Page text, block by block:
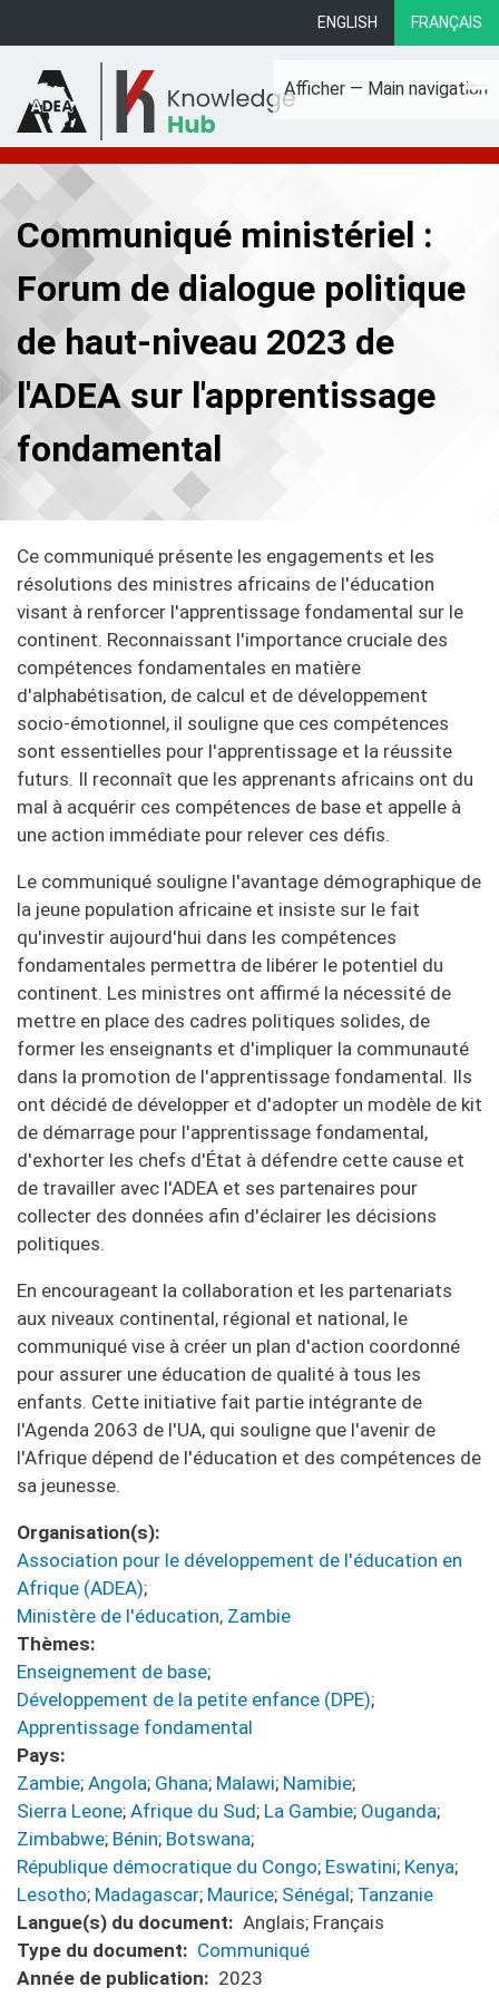
au
principal
ENGLISH FRANÇAIS
Main
navigation
Afficher — Main navigation
Communiqué ministériel :
Forum de dialogue politique
de haut-niveau 2023 de
l'ADEA sur l'apprentissage
fondamental
Ce communiqué présente les engagements et les
résolutions des ministres africains de l'éducation
visant à renforcer l'apprentissage fondamental sur le
continent. Reconnaissant l'importance cruciale des
compétences fondamentales en matière
d'alphabétisation, de calcul et de développement
socio-émotionnel, il souligne que ces compétences
sont essentielles pour l'apprentissage et la réussite
futurs. Il reconnaît que les apprenants africains ont du
mal à acquérir ces compétences de base et appelle à
une action immédiate pour relever ces défis.
Le communiqué souligne l'avantage démographique de
la jeune population africaine et insiste sur le fait
qu'investir aujourd'hui dans les compétences
fondamentales permettra de libérer le potentiel du
continent. Les ministres ont affirmé la nécessité de
mettre en place des cadres politiques solides, de
former les enseignants et d'impliquer la communauté
dans la promotion de l'apprentissage fondamental. Ils
ont décidé de développer et d'adopter un modèle de kit
de démarrage pour l'apprentissage fondamental,
d'exhorter les chefs d'État à défendre cette cause et
de travailler avec l'ADEA et ses partenaires pour
collecter des données afin d'éclairer les décisions
politiques.
En encourageant la collaboration et les partenariats
aux niveaux continental, régional et national, le
communiqué vise à créer un plan d'action coordonné
pour assurer une éducation de qualité à tous les
enfants. Cette initiative fait partie intégrante de
l'Agenda 2063 de l'UA, qui souligne que l'avenir de
l'Afrique dépend de l'éducation et des compétences de
sa jeunesse.
Organisation(s)
Association pour le développement de l'éducation en
Afrique (ADEA);
Ministère de l'éducation, Zambie
Thèmes
Enseignement de base;
Développement de la petite enfance (DPE);
Apprentissage fondamental
Pays
Zambie; Angola; Ghana; Malawi; Namibie;
Sierra Leone; Afrique du Sud; La Gambie; Ouganda;
Zimbabwe; Bénin; Botswana;
République démocratique du Congo; Eswatini; Kenya;
Lesotho; Madagascar; Maurice; Sénégal; Tanzanie
Langue(s) du document
Anglais; Français
Type du document
Communiqué
Année de publication
2023